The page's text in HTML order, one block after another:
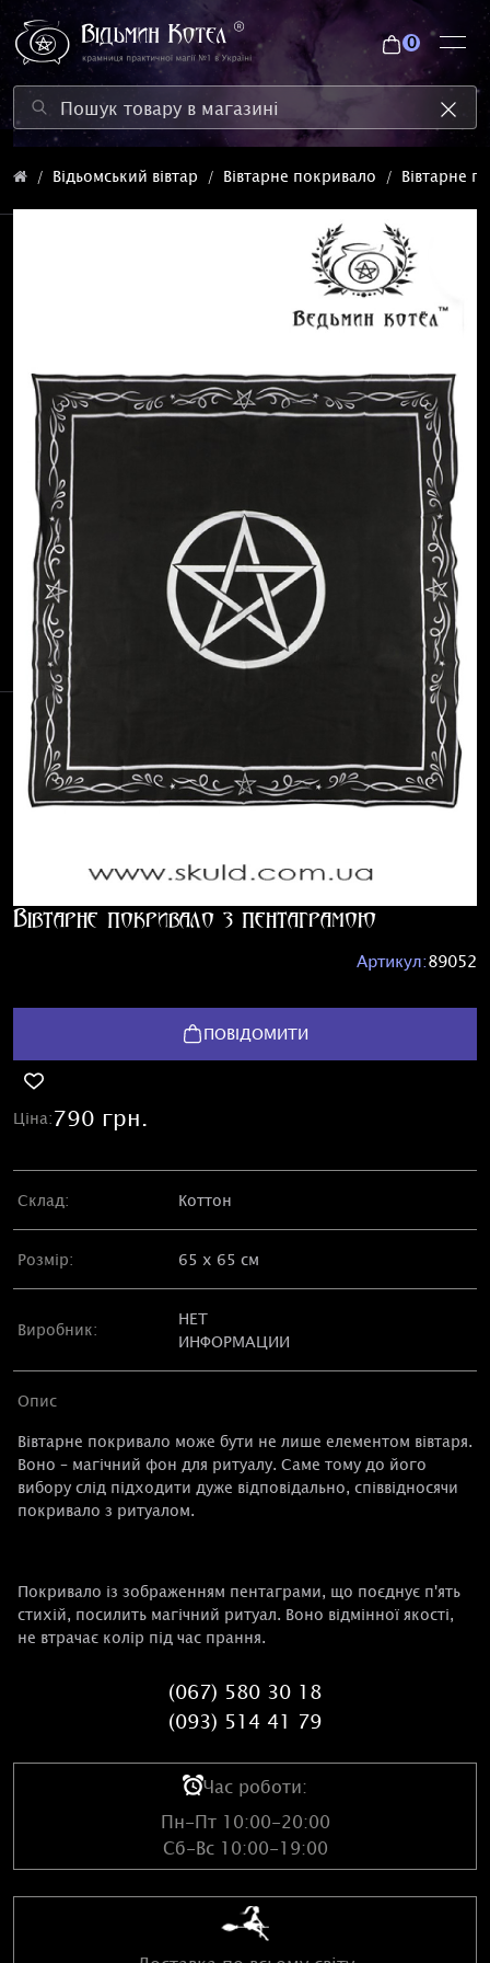
0
Відьомський вівтар Вівтарне покривало Вівтарне
Вівтарне покривало з пентаграмою
Артикул:89052
ПОВІДОМИТИ
Ціна:790 грн.
Склад: Коттон
Розмір: 65 х 65 см
Виробник:
НЕТ
ИНФОРМАЦИИ
Опис
Вівтарне покривало може бути не лише елементом вівтаря.
Воно – магічний фон для ритуалу. Саме тому до його
вибору слід підходити дуже відповідально, співвідносячи
покривало з ритуалом.
Покривало із зображенням пентаграми, що поєднує п'ять
стихій, посилить магічний ритуал. Воно відмінної якості,
не втрачає колір під час прання.
(067) 580 30 18
(093) 514 41 79
Час роботи:
Пн-Пт 10:00-20:00
Сб-Вс 10:00-19:00